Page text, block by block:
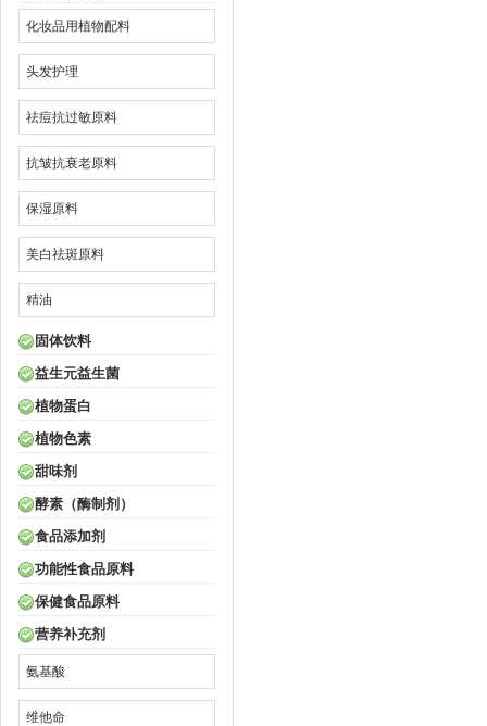
化妆品用植物配料
头发护理
祛痘抗过敏原料
抗皱抗衰老原料
保湿原料
美白祛斑原料
精油
固体饮料
益生元益生菌
植物蛋白
植物色素
甜味剂
酵素（酶制剂）
食品添加剂
功能性食品原料
保健食品原料
营养补充剂
氨基酸
维他命